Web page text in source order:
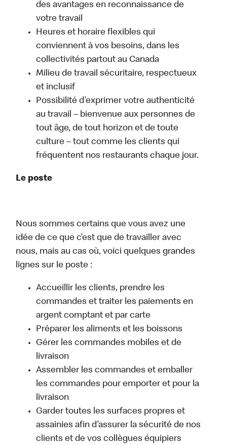
des avantages en reconnaissance de
votre travail
Heures et horaire flexibles qui
conviennent à vos besoins, dans les
collectivités partout au Canada
Milieu de travail sécuritaire, respectueux
et inclusif
Possibilité d’exprimer votre authenticité
au travail – bienvenue aux personnes de
tout âge, de tout horizon et de toute
culture – tout comme les clients qui
fréquentent nos restaurants chaque jour.
Le poste
Nous sommes certains que vous avez une
idée de ce que c’est que de travailler avec
nous, mais au cas où, voici quelques grandes
lignes sur le poste :
Accueillir les clients, prendre les
commandes et traiter les paiements en
argent comptant et par carte
Préparer les aliments et les boissons
Gérer les commandes mobiles et de
livraison
Assembler les commandes et emballer
les commandes pour emporter et pour la
livraison
Garder toutes les surfaces propres et
assainies afin d’assurer la sécurité de nos
clients et de vos collègues équipiers